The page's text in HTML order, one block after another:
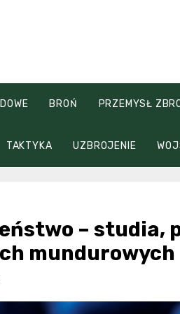
BROŃ PRZEMYSŁ
TAKTYKA UZBROJENIE
– studia,
mundurowych